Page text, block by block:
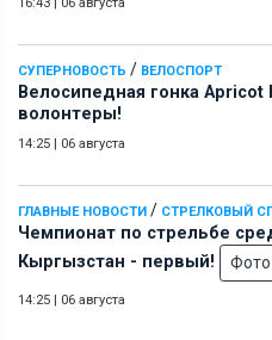
СУПЕРНОВОСТЬ / ВЕЛОСПОРТ
Велосипедная гонка
волонтеры!
14:25 | 06 августа
ГЛАВНЫЕ НОВОСТИ / СТРЕЛКОВЫЙ
Чемпионат по стрельбе
Кыргызстан - первый!
Фото
14:25 | 06 августа